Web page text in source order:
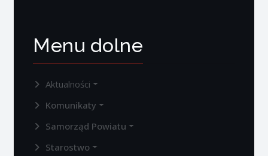
Menu dolne
Aktualności
Komunikaty
Samorząd Powiatu
Starostwo